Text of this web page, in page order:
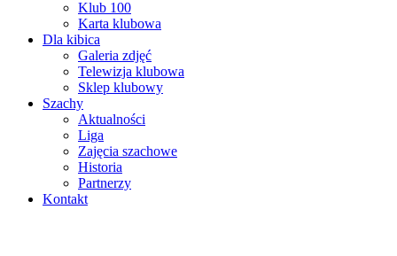
Klub 100
Karta klubowa
Dla kibica
Galeria zdjęć
Telewizja klubowa
Sklep klubowy
Szachy
Aktualności
Liga
Zajęcia szachowe
Historia
Partnerzy
Kontakt